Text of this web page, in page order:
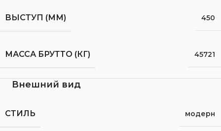
ВЫСТУП (ММ) 450
МАССА БРУТТО (КГ) 45721
Внешний вид
СТИЛЬ модерн